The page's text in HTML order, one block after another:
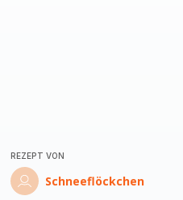
REZEPT VON
Schneeflöckchen